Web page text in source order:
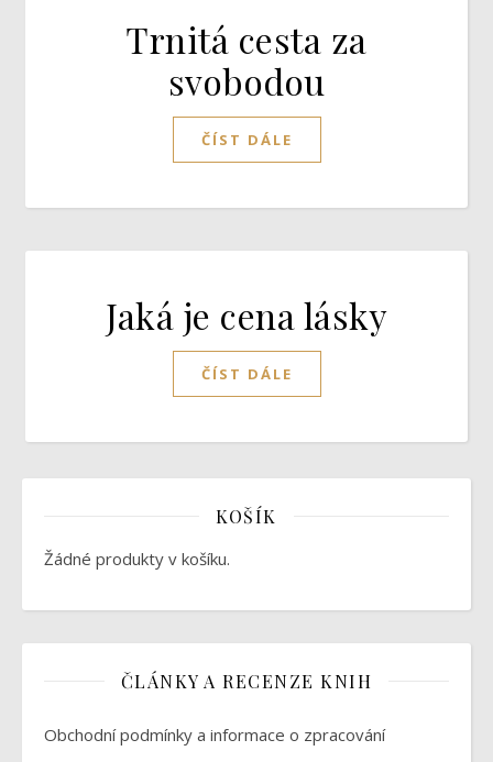
Trnitá cesta za
svobodou
ČÍST DÁLE
Jaká je cena lásky
ČÍST DÁLE
KOŠÍK
Žádné produkty v košíku.
ČLÁNKY A RECENZE KNIH
Obchodní podmínky a informace o zpracování